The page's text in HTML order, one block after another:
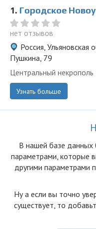
1. Городское
нет отзывов
Россия, Ульяновская
Пушкина, 79
Центральный некрополь
Узнать больше
В нашей базе данных
параметрами, которые
другими параметрами
Ну а если вы точно
существует, то